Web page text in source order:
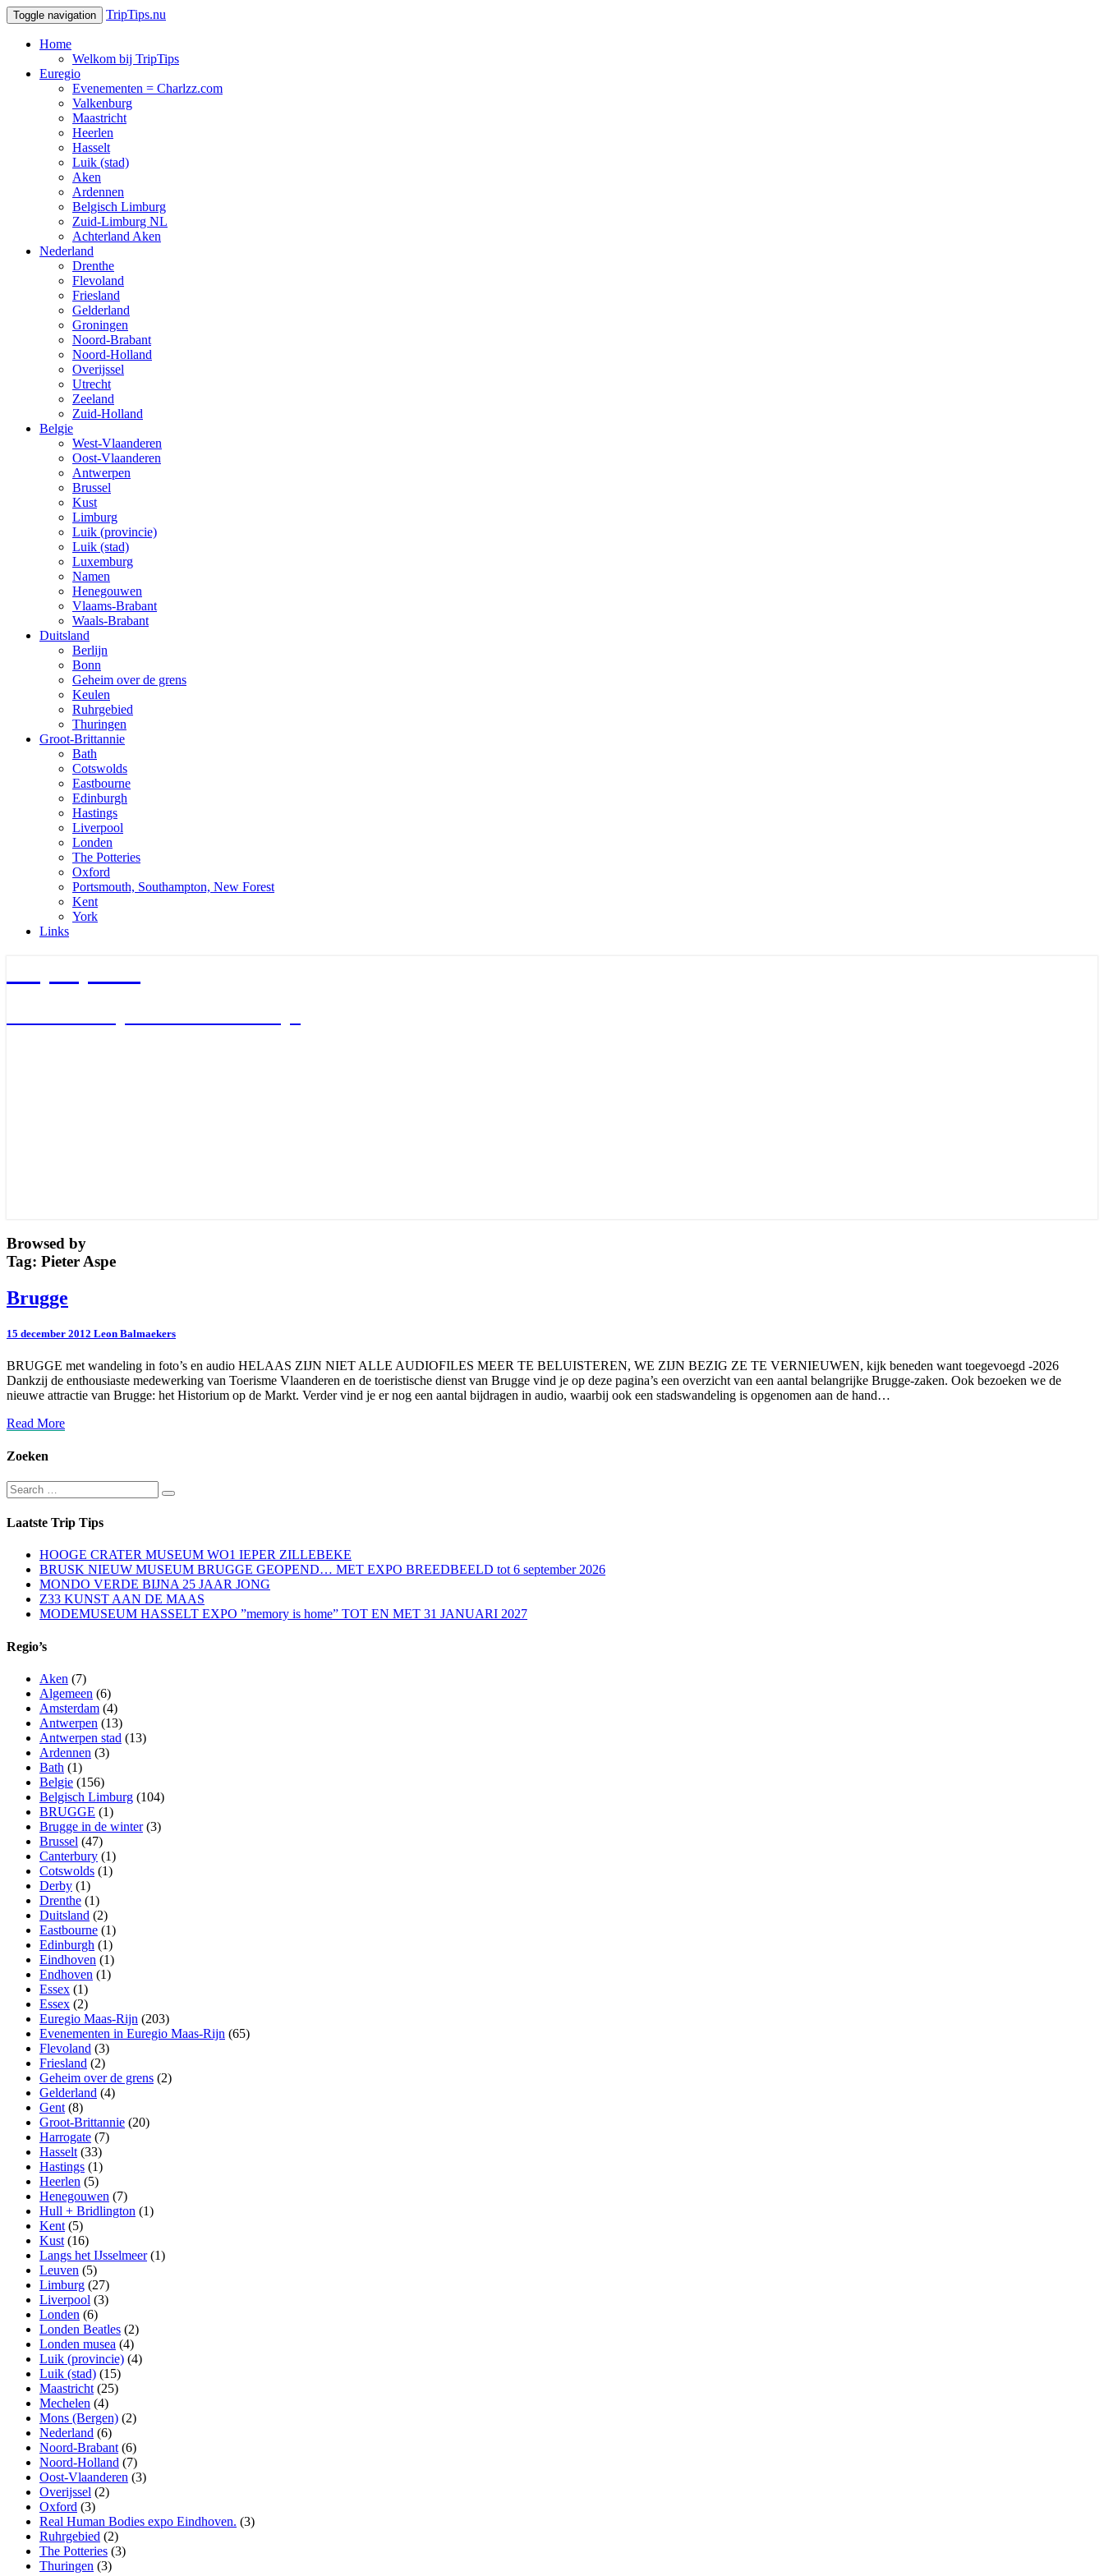
Toggle navigation TripTips.nu
Home
Welkom bij TripTips
Euregio
Evenementen = Charlzz.com
Valkenburg
Maastricht
Heerlen
Hasselt
Luik (stad)
Aken
Ardennen
Belgisch Limburg
Zuid-Limburg NL
Achterland Aken
Nederland
Drenthe
Flevoland
Friesland
Gelderland
Groningen
Noord-Brabant
Noord-Holland
Overijssel
Utrecht
Zeeland
Zuid-Holland
Belgie
West-Vlaanderen
Oost-Vlaanderen
Antwerpen
Brussel
Kust
Limburg
Luik (provincie)
Luik (stad)
Luxemburg
Namen
Henegouwen
Vlaams-Brabant
Waals-Brabant
Duitsland
Berlijn
Bonn
Geheim over de grens
Keulen
Ruhrgebied
Thuringen
Groot-Brittannie
Bath
Cotswolds
Eastbourne
Edinburgh
Hastings
Liverpool
Londen
The Potteries
Oxford
Portsmouth, Southampton, New Forest
Kent
York
Links
Browsed by
Tag: Pieter Aspe
Brugge
Brugge
15 december 2012 Leon Balmaekers
BRUGGE met wandeling in foto’s en audio HELAAS ZIJN NIET ALLE AUDIOFILES MEER TE BELUISTEREN, WE ZIJN BEZIG ZE TE VERNIEUWEN, kijk beneden want toegevoegd -2026
Dankzij de enthousiaste medewerking van Toerisme Vlaanderen en de toeristische dienst van Brugge vind je op deze pagina’s een overzicht van een aantal belangrijke Brugge-zaken. Ook bezoeken we de
nieuwe attractie van Brugge: het Historium op de Markt. Verder vind je er nog een aantal bijdragen in audio, waarbij ook een stadswandeling is opgenomen aan de hand…
Read MoreRead
Zoeken
Search
for:
Search
Laatste Trip Tips
HOOGE CRATER MUSEUM WO1 IEPER ZILLEBEKE
BRUSK NIEUW MUSEUM BRUGGE GEOPEND… MET EXPO BREEDBEELD tot 6 september 2026
MONDO VERDE BIJNA 25 JAAR JONG
Z33 KUNST AAN DE MAAS
MODEMUSEUM HASSELT EXPO ”memory is home” TOT EN MET 31 JANUARI 2027
Regio’s
Aken (7)
Algemeen (6)
Amsterdam (4)
Antwerpen (13)
Antwerpen stad (13)
Ardennen (3)
Bath (1)
Belgie (156)
Belgisch Limburg (104)
BRUGGE (1)
Brugge in de winter(3)
Brussel (47)
Canterbury (1)
Cotswolds (1)
Derby (1)
Drenthe (1)
Duitsland (2)
Eastbourne (1)
Edinburgh (1)
Eindhoven (1)
Endhoven (1)
Essex (1)
Essex (2)
Euregio Maas-Rijn (203)
Evenementen in Euregio Maas-Rijn (65)
Flevoland (3)
Friesland (2)
Geheim over de grens (2)
Gelderland (4)
Gent (8)
Groot-Brittannie (20)
Harrogate (7)
Hasselt (33)
Hastings (1)
Heerlen (5)
Henegouwen (7)
Hull + Bridlington (1)
Kent (5)
Kust (16)
Langs het IJsselmeer(1)
Leuven (5)
Limburg (27)
Liverpool (3)
Londen (6)
Londen Beatles (2)
Londen musea (4)
Luik (provincie) (4)
Luik (stad) (15)
Maastricht (25)
Mechelen (4)
Mons (Bergen) (2)
Nederland (6)
Noord-Brabant (6)
Noord-Holland (7)
Oost-Vlaanderen (3)
Overijssel (2)
Oxford (3)
Real Human Bodies expo Eindhoven. (3)
Ruhrgebied (2)
The Potteries (3)
Thuringen (3)